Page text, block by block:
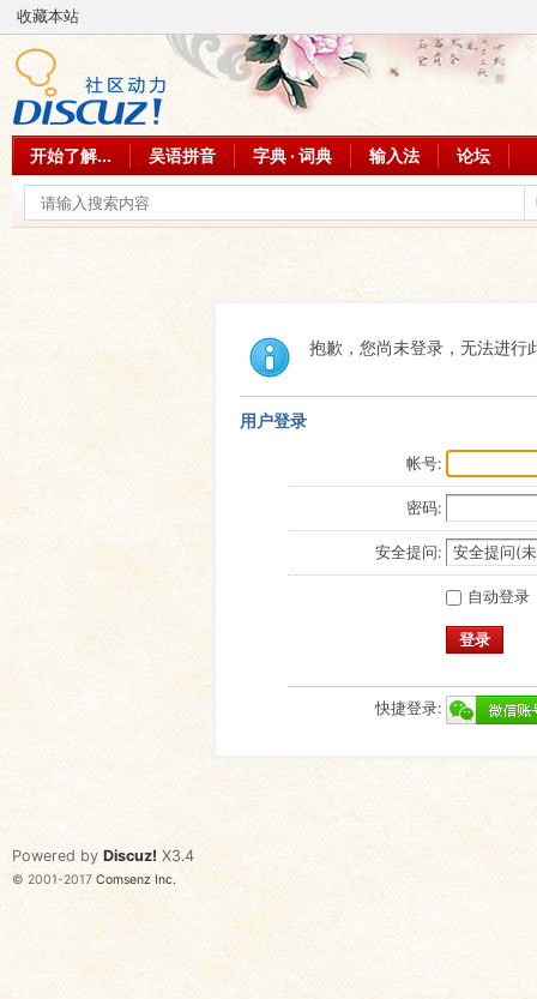
收藏本站
开始了解... 吴语拼音 字典 · 词典 输入法 论坛
抱歉，您尚未登录，无法进行
用户登录
帐号:
密码:
安全提问:
自动登录
登录
快捷登录:
Powered by Discuz! X3.4
© 2001-2017 Comsenz Inc.